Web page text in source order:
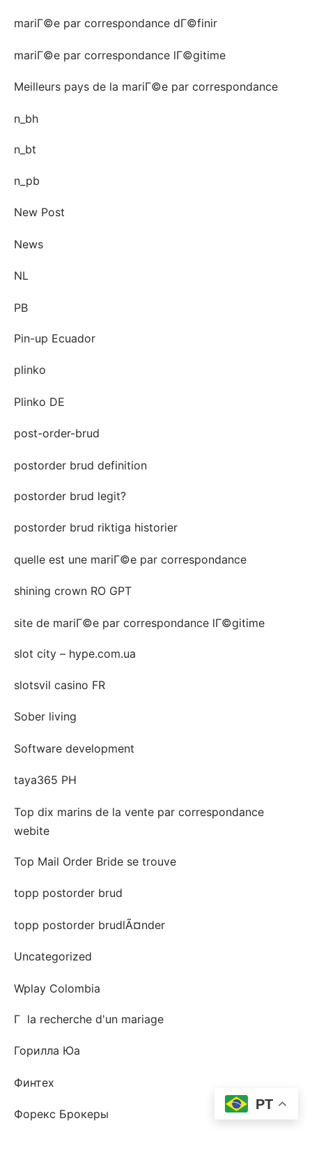
mariГ©e par correspondance dГ©finir
mariГ©e par correspondance lГ©gitime
Meilleurs pays de la mariГ©e par correspondance
n_bh
n_bt
n_pb
New Post
News
NL
PB
Pin-up Ecuador
plinko
Plinko DE
post-order-brud
postorder brud definition
postorder brud legit?
postorder brud riktiga historier
quelle est une mariГ©e par correspondance
shining crown RO GPT
site de mariГ©e par correspondance lГ©gitime
slot city – hype.com.ua
slotsvil casino FR
Sober living
Software development
taya365 PH
Top dix marins de la vente par correspondance
webite
Top Mail Order Bride se trouve
topp postorder brud
topp postorder brudlÃ¤nder
Uncategorized
Wplay Colombia
Г la recherche d'un mariage
Горилла Юа
Финтех
Форекс Брокеры
PT